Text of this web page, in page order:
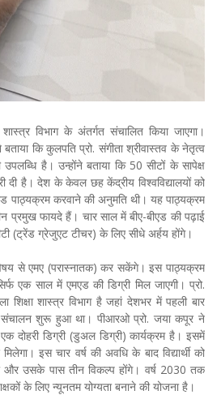
विभाग के अंतर्गत संचालित किया जाएगा।
बताया कि कुलपति प्रो. संगीता श्रीवास्तव के नेतृत्व
है। उन्होंने बताया कि 50 सीटों के सापेक्ष
दी है। देश के केवल छह केंद्रीय विश्वविद्यालयों को
पाठ्यक्रम करवाने की अनुमति थी। यह पाठ्यक्रम
प्रमुख फायदे हैं। चार साल में बीए-बीएड की पढ़ाई
(ट्रेंड ग्रेजुएट टीचर) के लिए सीधे अर्हय होंगे।
से एमए (परास्नातक) कर सकेंगे। इस पाठ्यक्रम
एक साल में एमएड की डिग्री मिल जाएगी। प्रो.
शिक्षा शास्त्र विभाग है जहां देशभर में पहली बार
शुरू हुआ था। पीआरओ प्रो. जया कपूर ने
दोहरी डिग्री (डुअल डिग्री) कार्यक्रम है। इसमें
इस चार वर्ष की अवधि के बाद विद्यार्थी को
और उसके पास तीन विकल्प होंगे। वर्ष 2030 तक
के लिए न्यूनतम योग्यता बनाने की योजना है।